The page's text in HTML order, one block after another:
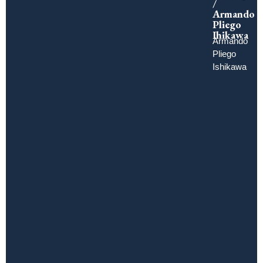
/
Armando
Pliego
Ihikawa
Armando
Pliego
Ishikawa